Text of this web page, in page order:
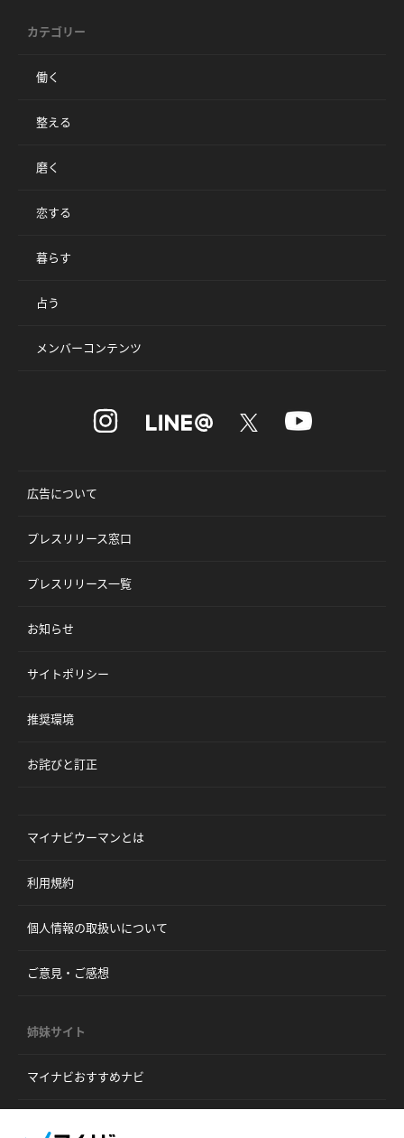
カテゴリー
働く
整える
磨く
恋する
暮らす
占う
メンバーコンテンツ
広告について
プレスリリース窓口
プレスリリース一覧
お知らせ
サイトポリシー
推奨環境
お詫びと訂正
マイナビウーマンとは
利用規約
個人情報の取扱いについて
ご意見・ご感想
姉妹サイト
マイナビおすすめナビ